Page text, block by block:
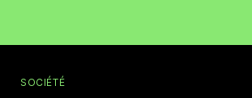
SOCIÉTÉ